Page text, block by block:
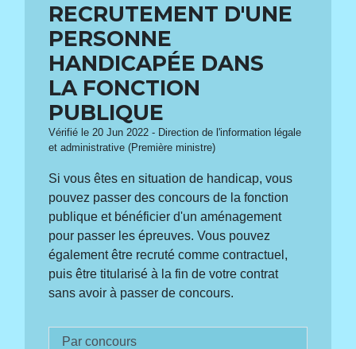
RECRUTEMENT D'UNE
PERSONNE
HANDICAPÉE DANS
LA FONCTION
PUBLIQUE
Vérifié le 20 Jun 2022 - Direction de l'information légale
et administrative (Première ministre)
Si vous êtes en situation de handicap, vous
pouvez passer des concours de la fonction
publique et bénéficier d'un aménagement
pour passer les épreuves. Vous pouvez
également être recruté comme contractuel,
puis être titularisé à la fin de votre contrat
sans avoir à passer de concours.
Par concours